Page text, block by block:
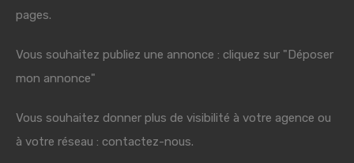
pages.
Vous souhaitez publiez une annonce : cliquez sur "Déposer
mon annonce"
Vous souhaitez donner plus de visibilité à votre agence ou
à votre réseau : contactez-nous.